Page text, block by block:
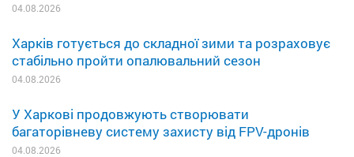
04.08.2026
Харків готується до складної зими та розраховує
стабільно пройти опалювальний сезон
04.08.2026
У Харкові продовжують створювати
багаторівневу систему захисту від FPV-дронів
04.08.2026